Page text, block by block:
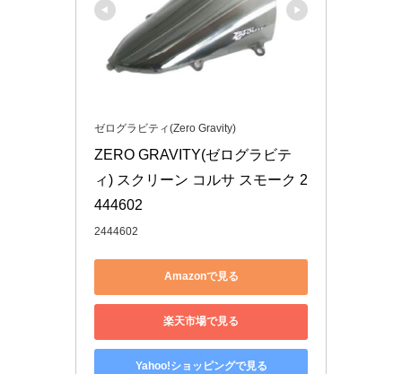
ゼログラビティ(Zero Gravity)
ZERO GRAVITY(ゼログラビテ
ィ) スクリーン コルサ スモーク 2
444602
2444602
Amazonで見る
楽天市場で見る
Yahoo!ショッピングで見る